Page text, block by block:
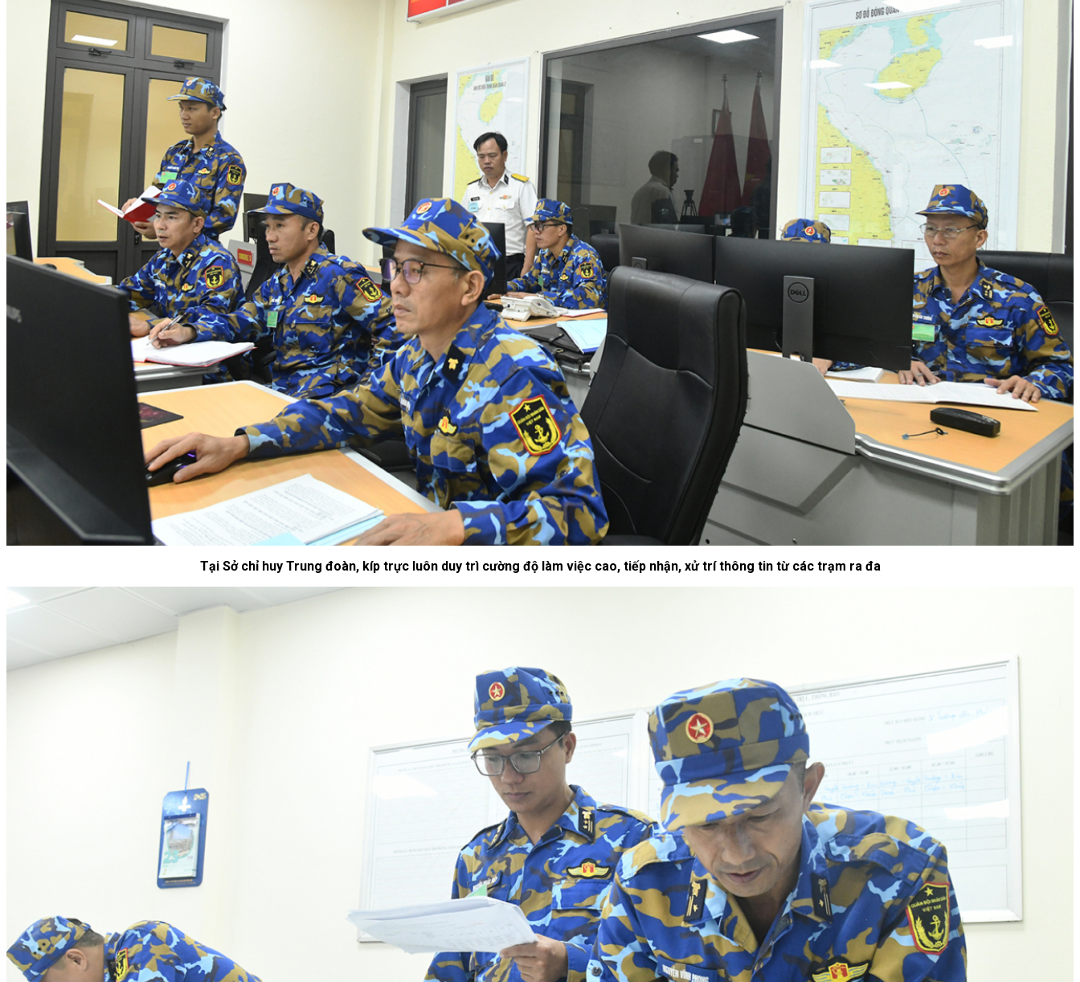
Tại Sở chỉ huy Trung đoàn, kíp trực luôn duy trì cường độ làm việc cao, tiếp nhận, xử trí thông tin từ các trạm ra đa